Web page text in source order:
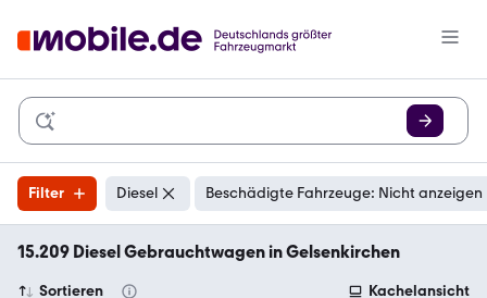
Filter Diesel Beschädigte Fahrzeuge: Nicht anzeigen
15.209 Diesel Gebrauchtwagen in Gelsenkirchen
Sortieren Kachelansicht